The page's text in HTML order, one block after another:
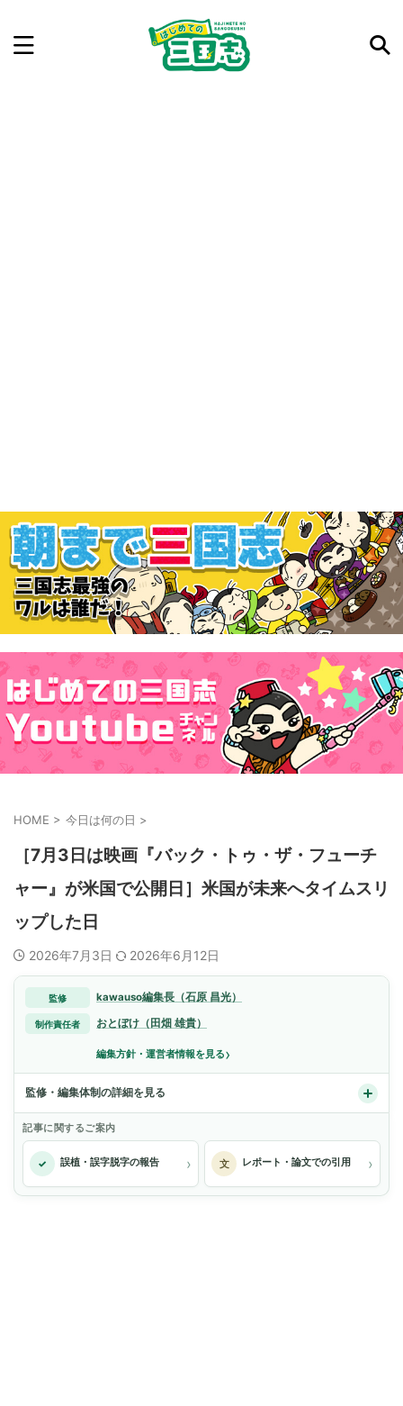
HOME > 今日は何の日 >
［7月3日は映画『バック・トゥ・ザ・フューチ
ャー』が米国で公開日］米国が未来へタイムスリ
ップした日
2026年7月3日 2026年6月12日
監修 kawauso編集長（石原 昌光）
制作責任者 おとぼけ（田畑 雄貴）
編集方針・運営者情報を見る›
監修・編集体制の詳細を見る
記事に関するご案内
✓ 誤植・誤字脱字の報告 › 文 レポート・論文での引用 ›